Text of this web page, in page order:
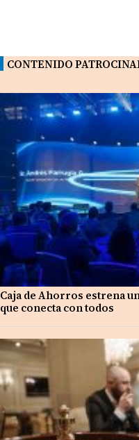
CONTENIDO
Caja de Ahorros estrena
que conecta con todos